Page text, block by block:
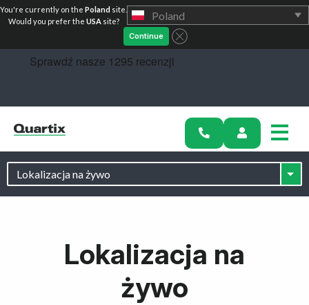
You're currently on the Poland site.
Would you prefer the USAsite? Poland
Continue
Lokalizacja na
żywo
Zacznij